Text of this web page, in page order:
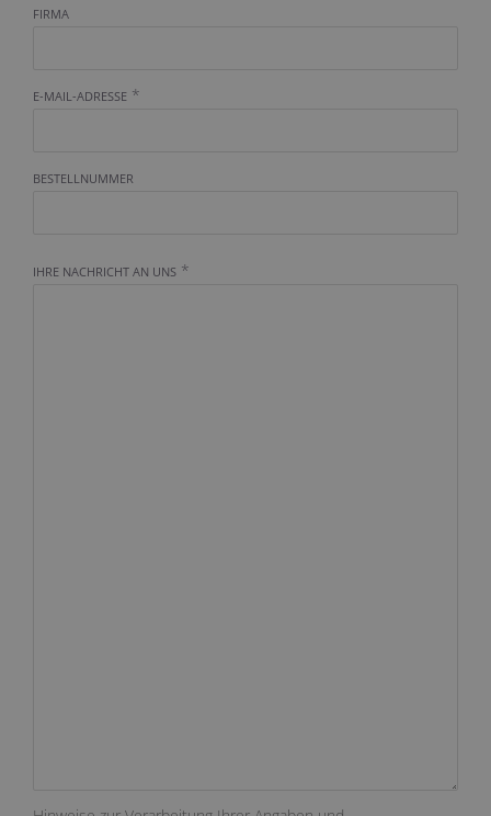
FIRMA
E-MAIL-ADRESSE *
BESTELLNUMMER
IHRE NACHRICHT AN UNS *